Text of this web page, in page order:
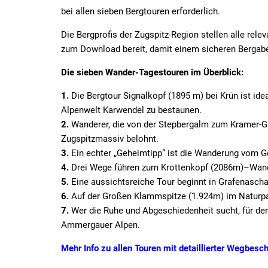
bei allen sieben Bergtouren erforderlich.
Die Bergprofis der Zugspitz-Region stellen alle
zum Download bereit, damit einem sicheren
Die sieben Wander-Tagestouren im Überblick:
1. Die Bergtour Signalkopf (1895 m) bei Krün ist
Alpenwelt Karwendel zu bestaunen.
2. Wanderer, die von der Stepbergalm zum
Zugspitzmassiv belohnt.
3. Ein echter „Geheimtipp“ ist die Wanderung vom
4. Drei Wege führen zum Krottenkopf
5. Eine aussichtsreiche Tour beginnt in
6. Auf der Großen Klammspitze (1.924m) im
7. Wer die Ruhe und Abgeschiedenheit sucht, für
Ammergauer Alpen.
Mehr Info zu allen Touren mit detaillierter